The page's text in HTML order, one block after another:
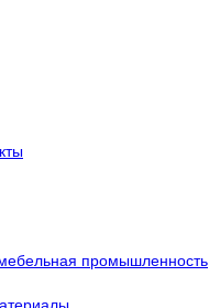
промышленность